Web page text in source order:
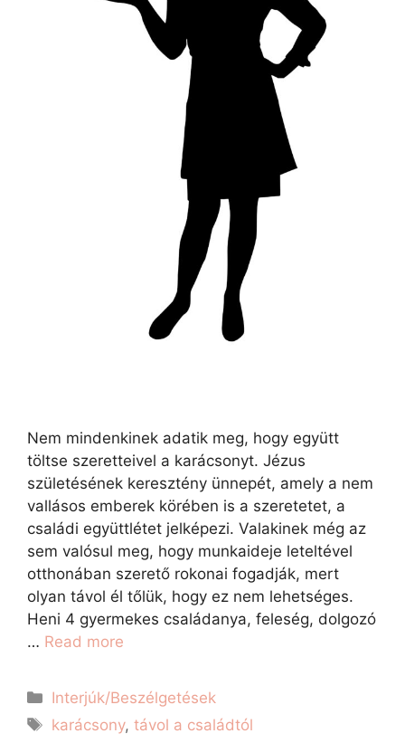
Nem mindenkinek adatik meg, hogy együtt
töltse szeretteivel a karácsonyt. Jézus
születésének keresztény ünnepét, amely a nem
vallásos emberek körében is a szeretetet, a
családi együttlétet jelképezi. Valakinek még az
sem valósul meg, hogy munkaideje leteltével
otthonában szerető rokonai fogadják, mert
olyan távol él tőlük, hogy ez nem lehetséges.
Heni 4 gyermekes családanya, feleség, dolgozó
… Read more
Interjúk/Beszélgetések
karácsony,távol a családtól